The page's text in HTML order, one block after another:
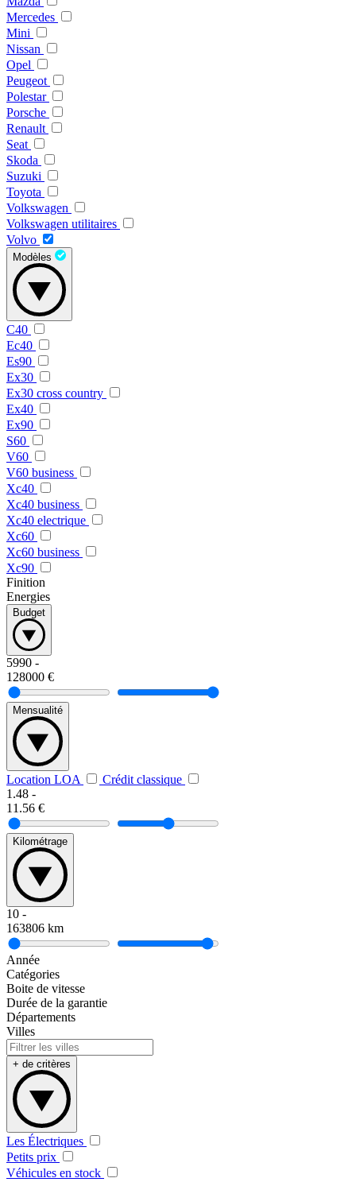
Mercedes
Mini
Nissan
Opel
Peugeot
Polestar
Porsche
Renault
Seat
Skoda
Suzuki
Toyota
Volkswagen
Volkswagen utilitaires
Volvo
Modèles
C40
Ec40
Es90
Ex30
Ex30 cross country
Ex40
Ex90
S60
V60
V60 business
Xc40
Xc40 business
Xc40 electrique
Xc60
Xc60 business
Xc90
Finition
Energies
Budget
5990 -
128000 €
Mensualité
Location LOA
Crédit classique
1.48 -
11.56 €
Kilométrage
10 -
163806 km
Année
Catégories
Boite de vitesse
Durée de la garantie
Départements
Villes
+ de critères
Les Électriques
Petits prix
Véhicules en stock